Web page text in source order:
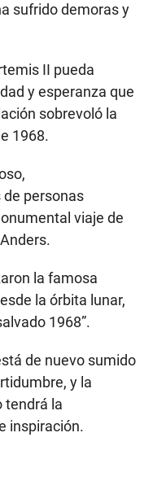
sufrido demoras y
II pueda
y esperanza que
sobrevoló la
1968.
personas
viaje de
la famosa
la órbita lunar,
1968”.
de nuevo sumido
y la
tendrá la
inspiración.